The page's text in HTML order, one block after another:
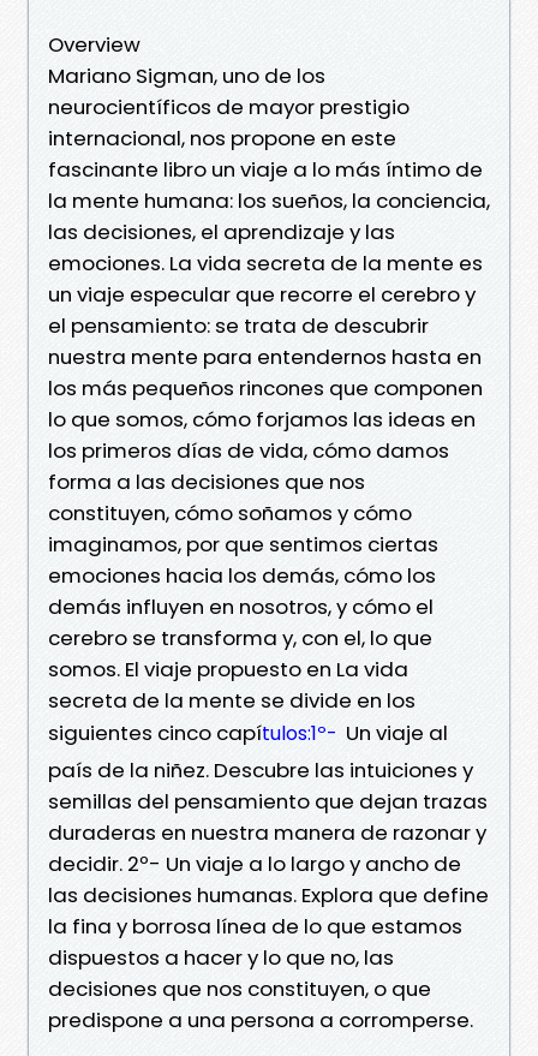
Overview
Mariano Sigman, uno de los
neurocientíficos de mayor prestigio
internacional, nos propone en este
fascinante libro un viaje a lo más íntimo de
la mente humana: los sueños, la conciencia,
las decisiones, el aprendizaje y las
emociones. La vida secreta de la mente es
un viaje especular que recorre el cerebro y
el pensamiento: se trata de descubrir
nuestra mente para entendernos hasta en
los más pequeños rincones que componen
lo que somos, cómo forjamos las ideas en
los primeros días de vida, cómo damos
forma a las decisiones que nos
constituyen, cómo soñamos y cómo
imaginamos, por que sentimos ciertas
emociones hacia los demás, cómo los
demás influyen en nosotros, y cómo el
cerebro se transforma y, con el, lo que
somos. El viaje propuesto en La vida
secreta de la mente se divide en los
siguientes cinco capítulos:1º- Un viaje al
país de la niñez. Descubre las intuiciones y
semillas del pensamiento que dejan trazas
duraderas en nuestra manera de razonar y
decidir. 2º- Un viaje a lo largo y ancho de
las decisiones humanas. Explora que define
la fina y borrosa línea de lo que estamos
dispuestos a hacer y lo que no, las
decisiones que nos constituyen, o que
predispone a una persona a corromperse.